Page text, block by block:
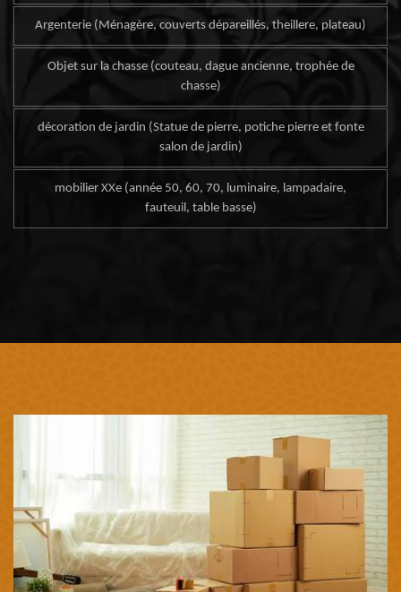
Argenterie (Ménagère, couverts dépareillés, theillere, plateau)
Objet sur la chasse (couteau, dague ancienne, trophée de
chasse)
décoration de jardin (Statue de pierre, potiche pierre et fonte
salon de jardin)
mobilier XXe (année 50, 60, 70, luminaire, lampadaire,
fauteuil, table basse)